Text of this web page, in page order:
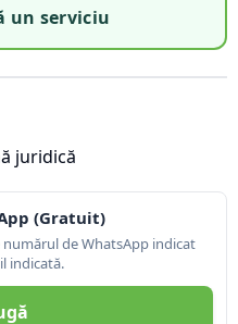
un serviciu
juridică
(Gratuit)
de WhatsApp indicat
indicată.